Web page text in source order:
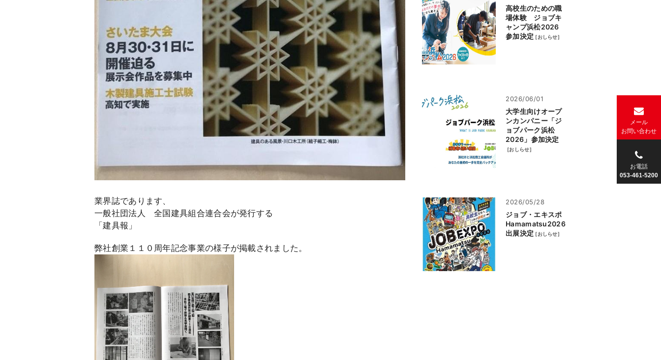
メール
お問い合わせ
お電話
053-461-5200
業界誌であります、
一般社団法人 全国建具組合連合会が発行する
「建具報」
弊社創業１１０周年記念事業の様子が掲載されました。
高校生のための職
場体験 ジョブキ
ャンプ浜松2026
参加決定 [おしらせ]
2026/06/01
大学生向けオープ
ンカンパニー「ジ
ョブパーク浜松
2026」参加決定
[おしらせ]
2026/05/28
ジョブ・エキスポ
Hamamatsu2026
出展決定 [おしらせ]